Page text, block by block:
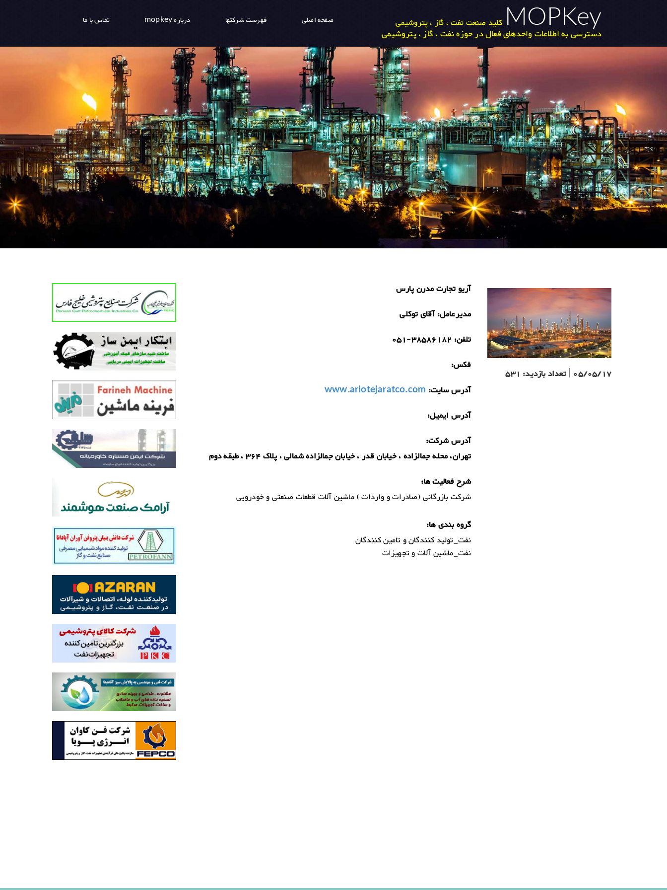
MOPKey کلید صنعت نفت ، گاز ، پتروشیمی
دسترسی به اطلاعات واحدهای فعال در حوزه نفت ، گاز ، پتروشیمی
صفحه اصلی فهرست شرکتها درباره mopkey تماس با ما
05/05/17
|تعداد بازدید: 531
آریو تجارت مدرن پارس
مدیرعامل:آقای توکلی
تلفن: 051-38586182
فکس:
آدرس سایت: www.ariotejaratco.com
آدرس ایمیل:
آدرس شرکت:
تهران، محله جمالزاده ، خیابان قدر ، خیابان جمالزاده شمالی ، پلاک 364 ، طبقه دوم
شرح فعالیت ها:
شرکت بازرگانی (صادرات و واردات ) ماشین آلات قطعات صنعتی و خودرویی
گروه بندی ها:
نفت_تولید کنندگان و تامین کنندگان
نفت_ماشین آلات و تجهیزات